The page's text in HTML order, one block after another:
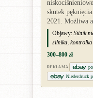
skutek
2021. Możliwa
Objawy: Silnik
silnika,
300–800 zł
REKLAMA
Niederdruck